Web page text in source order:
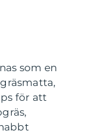
som en
för att